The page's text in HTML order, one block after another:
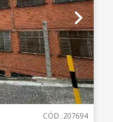
CÓD.:207694